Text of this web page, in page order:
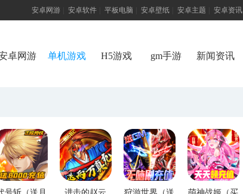
安卓网游 安卓软件 平板电脑 安卓壁纸 安卓主题 安卓资讯
卓网游 单机游戏 H5游戏 gm手游 新闻资讯